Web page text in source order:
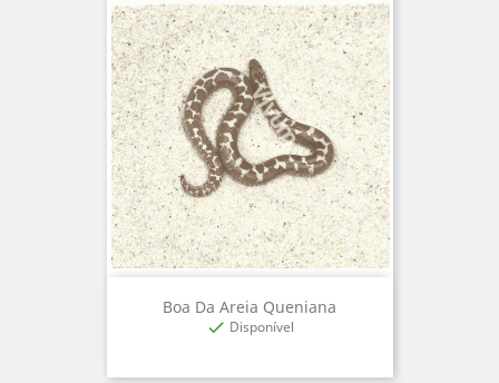
Boa Da Areia Queniana
 Disponível